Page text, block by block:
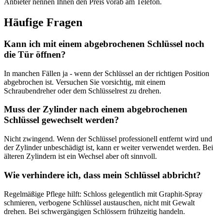
Anbieter nennen Ihnen den Preis vorab am Telefon.
Häufige Fragen
Kann ich mit einem abgebrochenen Schlüssel noch
die Tür öffnen?
In manchen Fällen ja - wenn der Schlüssel an der richtigen Position
abgebrochen ist. Versuchen Sie vorsichtig, mit einem
Schraubendreher oder dem Schlüsselrest zu drehen.
Muss der Zylinder nach einem abgebrochenen
Schlüssel gewechselt werden?
Nicht zwingend. Wenn der Schlüssel professionell entfernt wird und
der Zylinder unbeschädigt ist, kann er weiter verwendet werden. Bei
älteren Zylindern ist ein Wechsel aber oft sinnvoll.
Wie verhindere ich, dass mein Schlüssel abbricht?
Regelmäßige Pflege hilft: Schloss gelegentlich mit Graphit-Spray
schmieren, verbogene Schlüssel austauschen, nicht mit Gewalt
drehen. Bei schwergängigen Schlössern frühzeitig handeln.